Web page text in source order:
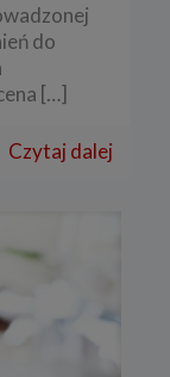
do
[…]
Czytaj dalej